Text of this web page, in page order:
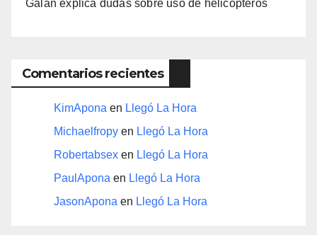
Galán explica dudas sobre uso de helicópteros
Comentarios recientes
KimApona en Llegó La Hora
Michaelfropy en Llegó La Hora
Robertabsex en Llegó La Hora
PaulApona en Llegó La Hora
JasonApona en Llegó La Hora